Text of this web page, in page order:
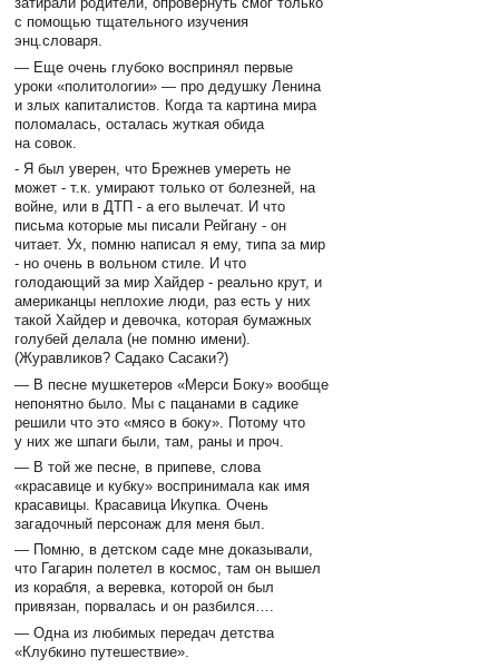
с помощью тщательного изучения
энц.словаря.
— Еще очень глубоко воспринял первые
уроки «политологии» — про дедушку Ленина
и злых капиталистов. Когда та картина мира
поломалась, осталась жуткая обида
на совок.
- Я был уверен, что Брежнев умереть не
может - т.к. умирают только от болезней, на
войне, или в ДТП - а его вылечат. И что
письма которые мы писали Рейгану - он
читает. Ух, помню написал я ему, типа за мир
- но очень в вольном стиле. И что
голодающий за мир Хайдер - реально крут, и
американцы неплохие люди, раз есть у них
такой Хайдер и девочка, которая бумажных
голубей делала (не помню имени).
(Журавликов? Садако Сасаки?)
— В песне мушкетеров «Мерси Боку» вообще
непонятно было. Мы с пацанами в садике
решили что это «мясо в боку». Потому что
у них же шпаги были, там, раны и проч.
— В той же песне, в припеве, слова
«красавице и кубку» воспринимала как имя
красавицы. Красавица Икупка. Очень
загадочный персонаж для меня был.
— Помню, в детском саде мне доказывали,
что Гагарин полетел в космос, там он вышел
из корабля, а веревка, которой он был
привязан, порвалась и он разбился….
— Одна из любимых передач детства
«Клубкино путешествие».